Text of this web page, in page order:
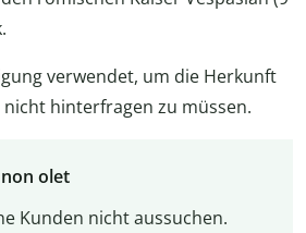
verwendet, um die Herkunft
nicht hinterfragen zu müssen.
olet
Kunden nicht aussuchen.